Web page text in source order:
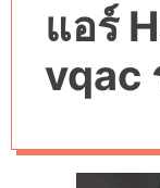
แอร์
vqac